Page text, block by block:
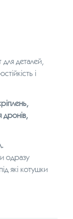
деталей,
і
дронів,
одразу
які котушки